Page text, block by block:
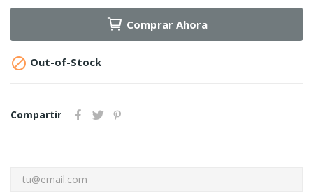
Comprar Ahora
 Out-of-Stock
Compartir